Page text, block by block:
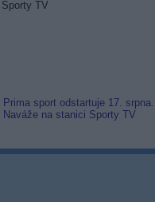
Prima sport odstartuje 17. srpna.
Naváže na stanici Sporty TV